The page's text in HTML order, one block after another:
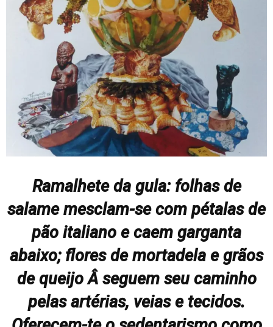
Ramalhete da gula: folhas de
salame mesclam-se com pétalas de
pão italiano e caem garganta
abaixo; flores de mortadela e grãos
de queijo Â seguem seu caminho
pelas artérias, veias e tecidos.